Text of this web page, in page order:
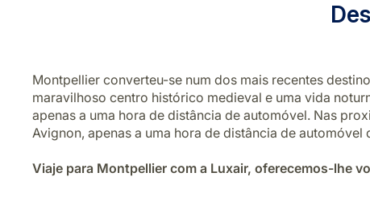
Montpellier converteu-se num dos mais recentes
maravilhoso centro histórico medieval e uma vida
apenas a uma hora de distância de automóvel. Nas
Avignon, apenas a uma hora de distância de automóvel
Viaje para Montpellier com a Luxair, oferecemos-lhe